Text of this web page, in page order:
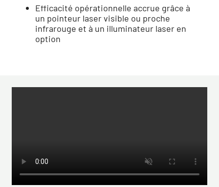
Efficacité opérationnelle accrue grâce à
un pointeur laser visible ou proche
infrarouge et à un illuminateur laser en
option